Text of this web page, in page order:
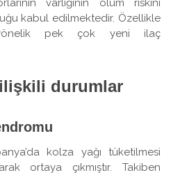
varlığının ölüm riskini
kabul edilmektedir. Özellikle
pek çok yeni ilaç
durumlar
kolza yağı tüketilmesi
ortaya çıkmıştır. Takiben